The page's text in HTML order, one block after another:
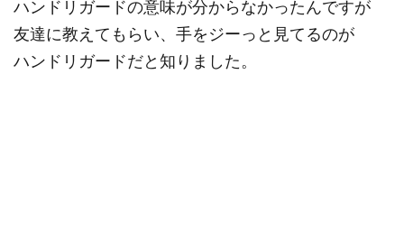
ハンドリガードの意味が分からなかったんですが
友達に教えてもらい、手をジーっと見てるのが
ハンドリガードだと知りました。